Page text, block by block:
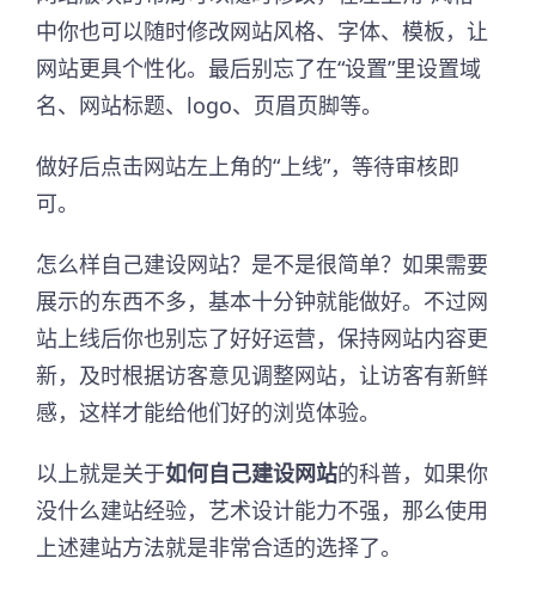
中你也可以随时修改网站风格、字体、模板，让
网站更具个性化。最后别忘了在“设置”里设置域
名、网站标题、logo、页眉页脚等。
做好后点击网站左上角的“上线”，等待审核即
可。
怎么样自己建设网站？是不是很简单？如果需要
展示的东西不多，基本十分钟就能做好。不过网
站上线后你也别忘了好好运营，保持网站内容更
新，及时根据访客意见调整网站，让访客有新鲜
感，这样才能给他们好的浏览体验。
以上就是关于如何自己建设网站的科普，如果你
没什么建站经验，艺术设计能力不强，那么使用
上述建站方法就是非常合适的选择了。